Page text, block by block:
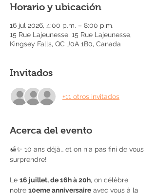
Horario y ubicación
16 jul 2026, 4:00 p.m. – 8:00 p.m.
15 Rue Lajeunesse, 15 Rue Lajeunesse,
Kingsey Falls, QC J0A 1B0, Canada
Invitados
+11 otros invitados
Acerca del evento
🍯✨ 10 ans déjà… et on n'a pas fini de vous
surprendre!
Le 16 juillet, de 16h à 20h, on célèbre
notre 10eme anniversaire avec vous à la